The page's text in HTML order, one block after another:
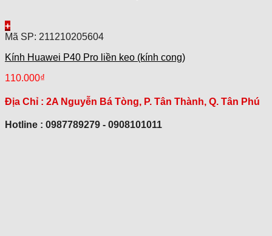
+
Mã SP: 211210205604
Kính Huawei P40 Pro liền keo (kính cong)
110.000₫
Địa Chỉ : 2A Nguyễn Bá Tòng, P. Tân Thành, Q. Tân Phú
Hotline : 0987789279 - 0908101011